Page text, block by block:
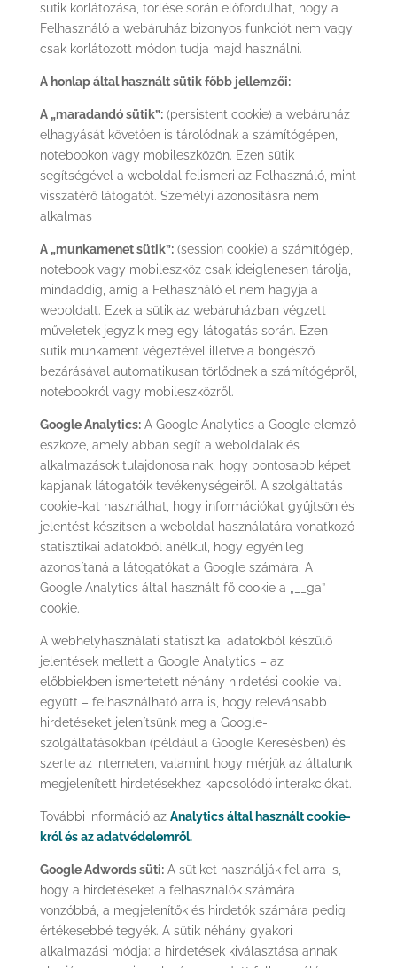
sütik korlátozása, törlése során előfordulhat, hogy a
Felhasználó a webáruház bizonyos funkciót nem vagy
csak korlátozott módon tudja majd használni.
A honlap által használt sütik főbb jellemzői:
A „maradandó sütik”:(persistent cookie) a webáruház
elhagyását követően is tárolódnak a számítógépen,
notebookon vagy mobileszközön. Ezen sütik
segítségével a weboldal felismeri az Felhasználó, mint
visszatérő látogatót. Személyi azonosításra nem
alkalmas
A „munkamenet sütik”:(session cookie) a számítógép,
notebook vagy mobileszköz csak ideiglenesen tárolja,
mindaddig, amíg a Felhasználó el nem hagyja a
weboldalt. Ezek a sütik az webáruházban végzett
műveletek jegyzik meg egy látogatás során. Ezen
sütik munkament végeztével illetve a böngésző
bezárásával automatikusan törlődnek a számítógépről,
notebookról vagy mobileszközről.
Google Analytics:A Google Analytics a Google elemző
eszköze, amely abban segít a weboldalak és
alkalmazások tulajdonosainak, hogy pontosabb képet
kapjanak látogatóik tevékenységeiről. A szolgáltatás
cookie-kat használhat, hogy információkat gyűjtsön és
jelentést készítsen a weboldal használatára vonatkozó
statisztikai adatokból anélkül, hogy egyénileg
azonosítaná a látogatókat a Google számára. A
Google Analytics által használt fő cookie a „__ga”
cookie.
A webhelyhasználati statisztikai adatokból készülő
jelentések mellett a Google Analytics – az
előbbiekben ismertetett néhány hirdetési cookie-val
együtt – felhasználható arra is, hogy relevánsabb
hirdetéseket jelenítsünk meg a Google-
szolgáltatásokban (például a Google Keresésben) és
szerte az interneten, valamint hogy mérjük az általunk
megjelenített hirdetésekhez kapcsolódó interakciókat.
További információ az Analytics által használt cookie-
król és az adatvédelemről.
Google Adwords süti:A sütiket használják fel arra is,
hogy a hirdetéseket a felhasználók számára
vonzóbbá, a megjelenítők és hirdetők számára pedig
értékesebbé tegyék. A sütik néhány gyakori
alkalmazási módja: a hirdetések kiválasztása annak